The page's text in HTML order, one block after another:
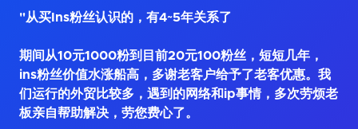
"从买Ins粉丝认识的，有4~5年关系了
期间从10元1000粉到目前20元100粉丝，短短几年，
ins粉丝价值水涨船高，多谢老客户给予了老客优惠。我
们运行的外贸比较多，遇到的网络和ip事情，多次劳烦老
板亲自帮助解决，劳您费心了。